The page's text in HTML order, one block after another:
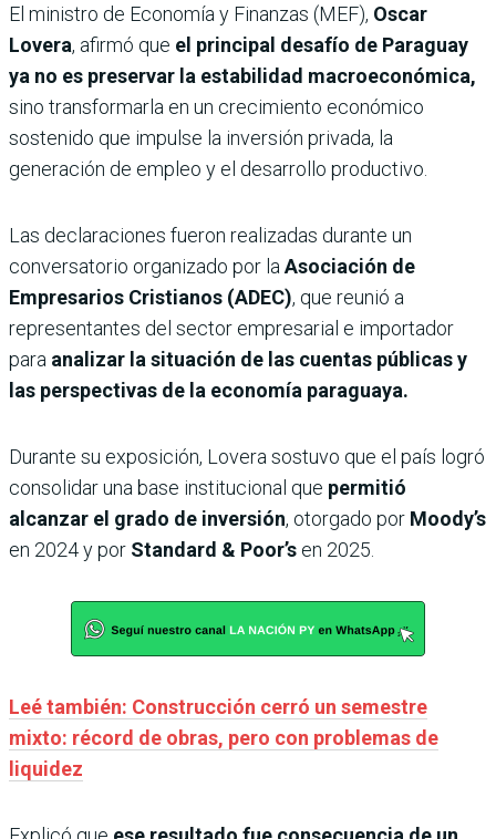
El ministro de Economía y Finanzas (MEF), Oscar
Lovera, afirmó que el principal desafío de Paraguay
ya no es preservar la estabilidad macroeconómica,
sino transformarla en un crecimiento económico
sostenido que impulse la inversión privada, la
generación de empleo y el desarrollo productivo.
Las declaraciones fueron realizadas durante un
conversatorio organizado por la Asociación de
Empresarios Cristianos (ADEC), que reunió a
representantes del sector empresarial e importador
para analizar la situación de las cuentas públicas y
las perspectivas de la economía paraguaya.
Durante su exposición, Lovera sostuvo que el país logró
consolidar una base institucional que permitió
alcanzar el grado de inversión, otorgado por Moody’s
en 2024 y por Standard & Poor’s en 2025.
Leé también: Construcción cerró un semestre
mixto: récord de obras, pero con problemas de
liquidez